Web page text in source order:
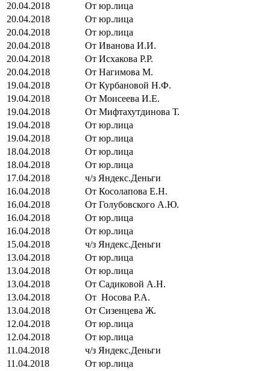
20.04.2018
От юр.лица
20.04.2018
От юр.лица
20.04.2018
От юр.лица
20.04.2018
От Иванова И.И.
20.04.2018
От Исхакова Р.Р.
20.04.2018
От Нагимова М.
19.04.2018
От Курбановой Н.Ф.
19.04.2018
От Моисеева И.Е.
19.04.2018
От Мифтахутдинова Т.
19.04.2018
От юр.лица
19.04.2018
От юр.лица
18.04.2018
От юр.лица
18.04.2018
От юр.лица
17.04.2018
ч/з Яндекс.Деньги
16.04.2018
От Косолапова Е.Н.
16.04.2018
От Голубовского А.Ю.
16.04.2018
От юр.лица
16.04.2018
От юр.лица
15.04.2018
ч/з Яндекс.Деньги
13.04.2018
От юр.лица
13.04.2018
От юр.лица
13.04.2018
От Садиковой А.Н.
13.04.2018
От Носова Р.А.
13.04.2018
От Сизенцева Ж.
12.04.2018
От юр.лица
12.04.2018
От юр.лица
11.04.2018
ч/з Яндекс.Деньги
11.04.2018
От юр.лица